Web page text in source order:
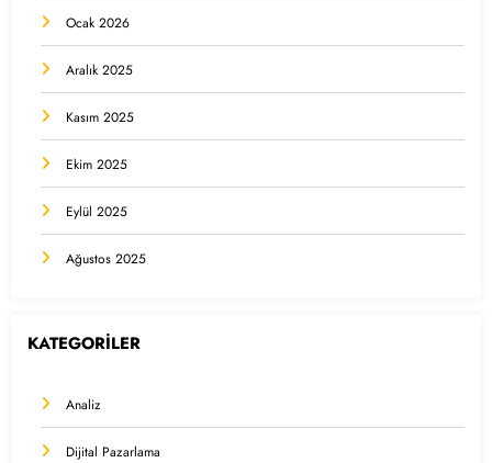
Ocak 2026
Aralık 2025
Kasım 2025
Ekim 2025
Eylül 2025
Ağustos 2025
KATEGORİLER
Analiz
Dijital Pazarlama